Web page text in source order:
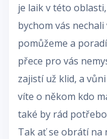
je laik v této
bychom vás
pomůžeme a
přece pro vás
zajistí už klid, a
víte o někom kdo
také by rád
Tak ať se obrátí na